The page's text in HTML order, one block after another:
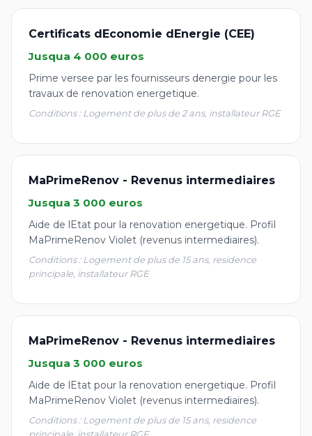
Certificats dEconomie dEnergie (CEE)
Jusqua 4 000 euros
Prime versee par les fournisseurs denergie pour les
travaux de renovation energetique.
Conditions : Logement de plus de 2 ans, installateur RGE
MaPrimeRenov - Revenus intermediaires
Jusqua 3 000 euros
Aide de lEtat pour la renovation energetique. Profil
MaPrimeRenov Violet (revenus intermediaires).
Conditions : Logement de plus de 15 ans, residence
principale, installateur RGE
MaPrimeRenov - Revenus intermediaires
Jusqua 3 000 euros
Aide de lEtat pour la renovation energetique. Profil
MaPrimeRenov Violet (revenus intermediaires).
Conditions : Logement de plus de 15 ans, residence